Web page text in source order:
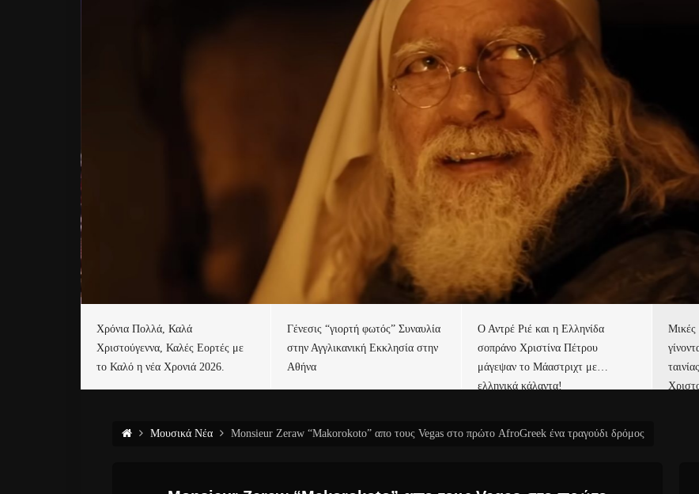
Χρόνια Πολλά, Καλά
Χριστούγεννα, Καλές Εορτές με
το Καλό η νέα Χρονιά 2026.
Γένεσις “γιορτή φωτός” Συναυλία
στην Αγγλικανική Εκκλησία στην
Αθήνα
Ο Αντρέ Ριέ και η Ελληνίδα
σοπράνο Χριστίνα Πέτρου
μάγεψαν το Μάαστριχτ με…
ελληνικά κάλαντα!
Μικές
Μουσικά Νέα Monsieur Zeraw “Makorokoto” απο τους Vegas στο πρώτο AfroGreek ένα τραγούδι δρόμος